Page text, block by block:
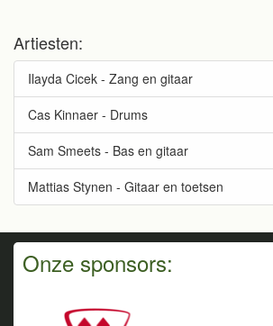
Artiesten:
Ilayda Cicek - Zang en gitaar
Cas Kinnaer - Drums
Sam Smeets - Bas en gitaar
Mattias Stynen - Gitaar en toetsen
Onze sponsors: